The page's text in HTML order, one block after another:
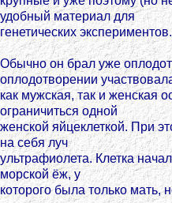
удобный материал для
генетических экспериментов.
Обычно он брал уже
оплодотворении
как мужская, так и женская
ограничиться одной
женской яйцеклеткой. При
на себя луч
ультрафиолета. Клетка
морской ёж, у
которого была только мать,